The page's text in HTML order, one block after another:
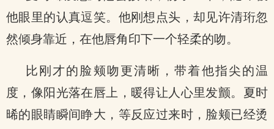
他眼里的认真逗笑。他刚想点头，却见许清珩忽
然倾身靠近，在他唇角印下一个轻柔的吻。
比刚才的脸颊吻更清晰，带着他指尖的温
度，像阳光落在唇上，暖得让人心里发颤。夏时
晞的眼睛瞬间睁大，等反应过来时，脸颊已经烫